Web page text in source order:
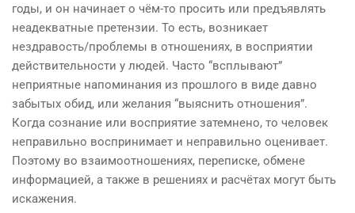
годы, и он начинает о чём-то просить или предъявлять
неадекватные претензии. То есть, возникает
нездравость/проблемы в отношениях, в восприятии
действительности у людей. Часто “всплывают”
неприятные напоминания из прошлого в виде давно
забытых обид, или желания “выяснить отношения”.
Когда сознание или восприятие затемнено, то человек
неправильно воспринимает и неправильно оценивает.
Поэтому во взаимоотношениях, переписке, обмене
информацией, а также в решениях и расчётах могут быть
искажения.